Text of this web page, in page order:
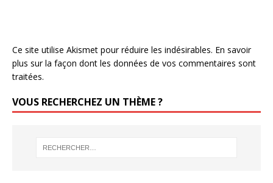
Ce site utilise Akismet pour réduire les indésirables. En savoir
plus sur la façon dont les données de vos commentaires sont
traitées.
VOUS RECHERCHEZ UN THÈME ?